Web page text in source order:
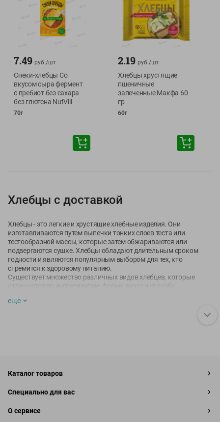
7.49 руб./шт
Снеки-хлебцы Со
вкусом сыра фермент
с пребиот без сахара
без глютена NutVill
70г
2.19 руб./шт
Хлебцы хрустящие
пшеничные
запеченные Макфа 60
гр
60г
Хлебцы с доставкой
Хлебцы - это легкие и хрустящие хлебные изделия. Они
изготавливаются путем выпечки тонких слоев теста или
тестообразной массы, которые затем обжариваются или
подвергаются сушке. Хлебцы обладают длительным сроком
годности и являются популярным выбором для тех, кто
стремится к здоровому питанию.
Существует множество различных видов хлебцев, которые
отличаются по ингредиентам, форме, вкусу и способу
имеют нежный вкус и хрустящую текстуру. Пшеничные
джемами.
муки и обладают характерным сладким вкусом. Они
еще
Каталог товаров
Специально для вас
О сервисе